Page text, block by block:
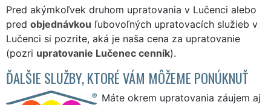
Pred akýmkoľvek druhom upratovania v Lučenci alebo
pred objednávkou ľubovoľných upratovacích služieb v
Lučenci si pozrite, aká je naša cena za upratovanie
(pozri upratovanie Lučenec cenník).
ĎALŠIE SLUŽBY, KTORÉ VÁM MÔŽEME PONÚKNUŤ
Máte okrem upratovania záujem aj